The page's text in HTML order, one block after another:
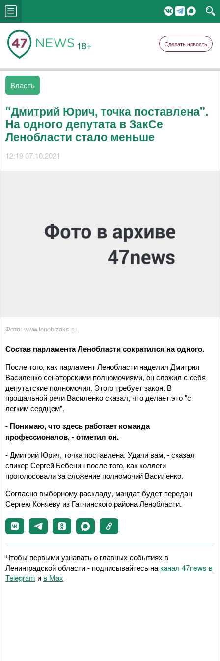
18+ Сделать новость
Власть
"Дмитрий Юрич, точка поставлена".
На одного депутата в ЗакСе
Ленобласти стало меньше
12:19 07.10.2021
Фото: www.lenoblzaks.ru
Состав парламента Ленобласти сократился на одного.
После того, как парламент Ленобласти наделил Дмитрия
Василенко сенаторскими полномочиями, он сложил с себя
депутатские полномочия. Этого требует закон. В
прощальной речи Василенко сказал, что делает это "с
легким сердцем".
- Понимаю, что здесь работает команда
профессионалов, - отметил он.
- Дмитрий Юрич, точка поставлена. Удачи вам, - сказал
спикер Сергей Бебенин после того, как коллеги
проголосовали за сложение полномочий Василенко.
Согласно выборному раскладу, мандат будет передан
Сергею Коняеву из Гатчинского района Ленобласти.
Чтобы первыми узнавать о главных событиях в
Ленинградской области - подписывайтесь на канал 47news в
Telegram и в Maх